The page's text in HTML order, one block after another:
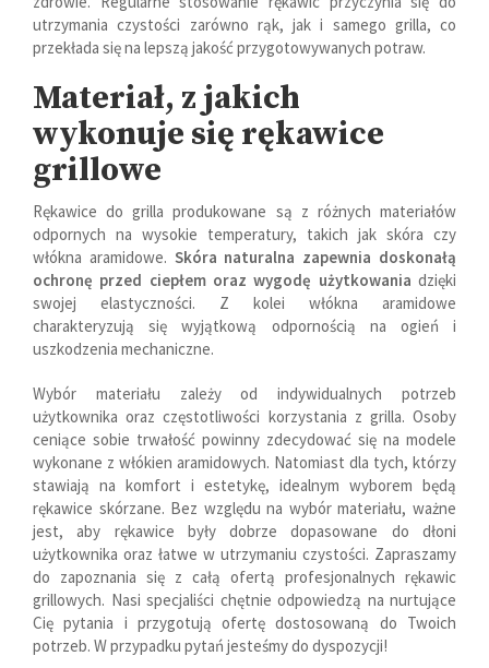
utrzymania czystości zarówno rąk, jak i samego grilla, co
przekłada się na lepszą jakość przygotowywanych potraw.
Materiał, z jakich
wykonuje się rękawice
grillowe
Rękawice do grilla produkowane są z różnych materiałów
odpornych na wysokie temperatury, takich jak skóra czy
włókna aramidowe. Skóra naturalna zapewnia doskonałą
ochronę przed ciepłem oraz wygodę użytkowania dzięki
swojej elastyczności. Z kolei włókna aramidowe
charakteryzują się wyjątkową odpornością na ogień i
uszkodzenia mechaniczne.
Wybór materiału zależy od indywidualnych potrzeb
użytkownika oraz częstotliwości korzystania z grilla. Osoby
ceniące sobie trwałość powinny zdecydować się na modele
wykonane z włókien aramidowych. Natomiast dla tych, którzy
stawiają na komfort i estetykę, idealnym wyborem będą
rękawice skórzane. Bez względu na wybór materiału, ważne
jest, aby rękawice były dobrze dopasowane do dłoni
użytkownika oraz łatwe w utrzymaniu czystości. Zapraszamy
do zapoznania się z całą ofertą profesjonalnych rękawic
grillowych. Nasi specjaliści chętnie odpowiedzą na nurtujące
Cię pytania i przygotują ofertę dostosowaną do Twoich
potrzeb. W przypadku pytań jesteśmy do dyspozycji!